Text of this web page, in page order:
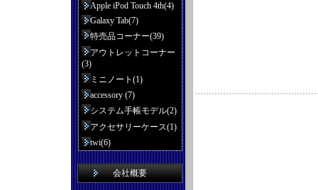
Apple iPod Touch 4th(4)
Galaxy Tab(7)
特売品コーナー(39)
アウトレットコーナー
(3)
ミニノート(1)
accessory (7)
システム手帳モデル(2)
アクセサリーケース(1)
twi(6)
会社概要